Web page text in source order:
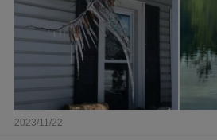
2023/11/22